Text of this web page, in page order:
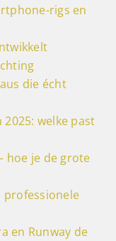
rigs en
die écht
2025: welke past
hoe je de grote
professionele
en Runway de